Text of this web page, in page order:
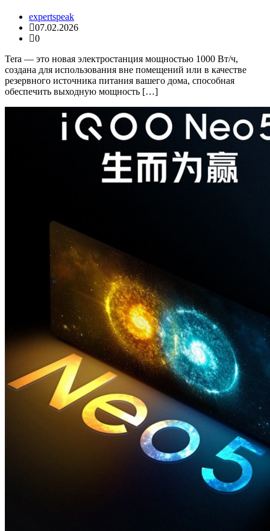
expertspeak
07.02.2026
0
Tera — это новая электростанция мощностью 1000 Вт/ч,
создана для использования вне помещений или в качестве
резервного источника питания вашего дома, способная
обеспечить выходную мощность […]